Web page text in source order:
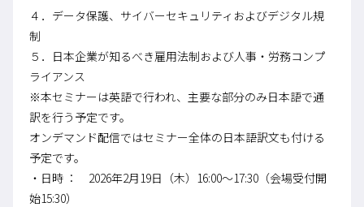
４．データ保護、サイバーセキュリティおよびデジタル規
制
５．日本企業が知るべき雇用法制および人事・労務コンプ
ライアンス
※本セミナーは英語で行われ、主要な部分のみ日本語で通
訳を行う予定です。
オンデマンド配信ではセミナー全体の日本語訳文も付ける
予定です。
・日時 ： 2026年2月19日（木）16:00～17:30（会場受付開
始15:30）